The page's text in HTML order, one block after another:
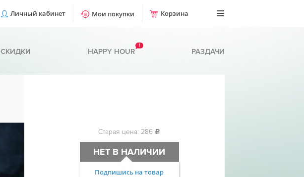
Личный кабинет Мои покупки Корзина
СКИДКИ HAPPY HOUR
!
РАЗДАЧИ
Старая цена: 286 c
НЕТ В НАЛИЧИИ
Подпишись на товар